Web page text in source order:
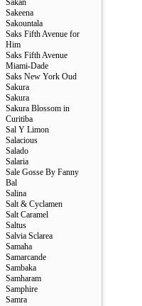
Sakan
Sakeena
Sakountala
Saks Fifth Avenue for
Him
Saks Fifth Avenue
Miami-Dade
Saks New York Oud
Sakura
Sakura
Sakura Blossom in
Curitiba
Sal Y Limon
Salacious
Salado
Salaria
Sale Gosse By Fanny
Bal
Salina
Salt & Cyclamen
Salt Caramel
Saltus
Salvia Sclarea
Samaha
Samarcande
Sambaka
Samharam
Samphire
Samra